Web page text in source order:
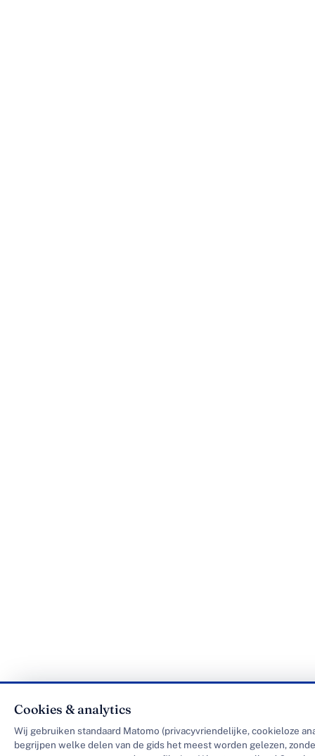
Cookies & analytics
Wij gebruiken standaard Matomo (privacyvriendelijke, cookieloze
begrijpen welke delen van de gids het meest worden gelezen,